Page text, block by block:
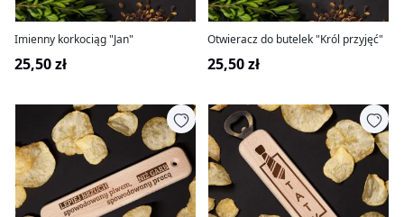
Imienny korkociąg "Jan"
25,50 zł
Otwieracz do butelek "Król przyjęć"
25,50 zł